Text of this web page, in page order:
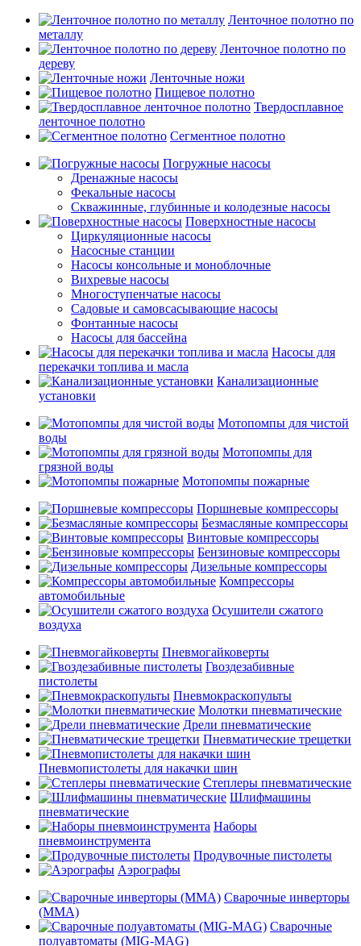
Ленточное полотно по
металлу
Ленточное полотно по
дереву
Ленточные ножи
Пищевое полотно
Твердосплавное
ленточное полотно
Сегментное полотно
Погружные насосы
Дренажные насосы
Фекальные насосы
Скважинные, глубинные и колодезные насосы
Поверхностные насосы
Циркуляционные насосы
Насосные станции
Насосы консольные и моноблочные
Вихревые насосы
Многоступенчатые насосы
Садовые и самовсасывающие насосы
Фонтанные насосы
Насосы для бассейна
Насосы для
перекачки топлива и масла
Канализационные
установки
Мотопомпы для чистой
воды
Мотопомпы для
грязной воды
Мотопомпы пожарные
Поршневые компрессоры
Безмасляные компрессоры
Винтовые компрессоры
Бензиновые компрессоры
Дизельные компрессоры
Компрессоры
автомобильные
Осушители сжатого
воздуха
Пневмогайковерты
Гвоздезабивные
пистолеты
Пневмокраскопульты
Молотки пневматические
Дрели пневматические
Пневматические трещетки
Пневмопистолеты для накачки шин
Степлеры пневматические
Шлифмашины
пневматические
Наборы
пневмоинструмента
Продувочные пистолеты
Аэрографы
Сварочные инверторы
(MMA)
Сварочные
полуавтоматы (MIG-MAG)